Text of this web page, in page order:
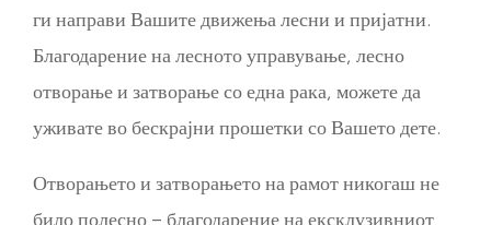
ги направи Вашите движења лесни и пријатни.
Благодарение на лесното управување, лесно
отворање и затворање со една рака, можете да
уживате во бескрајни прошетки со Вашето дете.
Отворањето и затворањето на рамот никогаш не
било полесно – благодарение на ексклузивниот